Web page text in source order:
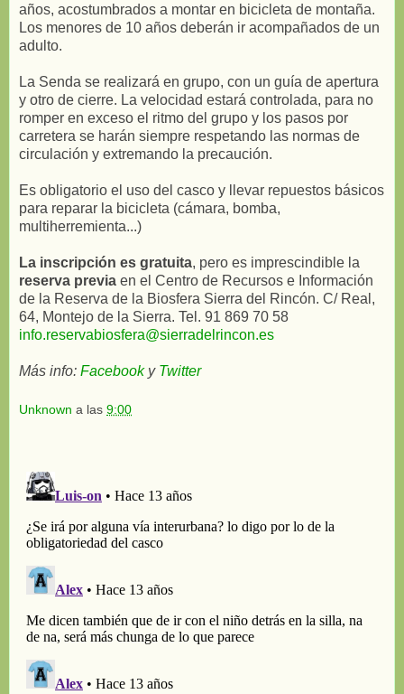
años, acostumbrados a montar en bicicleta de montaña.
Los menores de 10 años deberán ir acompañados de un
adulto.
La Senda se realizará en grupo, con un guía de apertura
y otro de cierre. La velocidad estará controlada, para no
romper en exceso el ritmo del grupo y los pasos por
carretera se harán siempre respetando las normas de
circulación y extremando la precaución.
Es obligatorio el uso del casco y llevar repuestos básicos
para reparar la bicicleta (cámara, bomba,
multiherremienta...)
La inscripción es gratuita, pero es imprescindible la
reserva previa en el Centro de Recursos e Información
de la Reserva de la Biosfera Sierra del Rincón. C/ Real,
64, Montejo de la Sierra. Tel. 91 869 70 58
info.reservabiosfera@sierradelrincon.es
Más info: Facebooky Twitter
Unknown a las 9:00